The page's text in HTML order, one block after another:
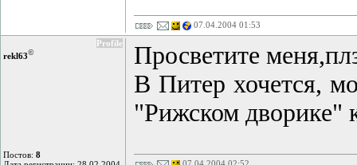
07.04.2004 01:53
Profile
rekl63©
Постов: 8
Просветите
В Питер хочется,
"Рижском дворике"